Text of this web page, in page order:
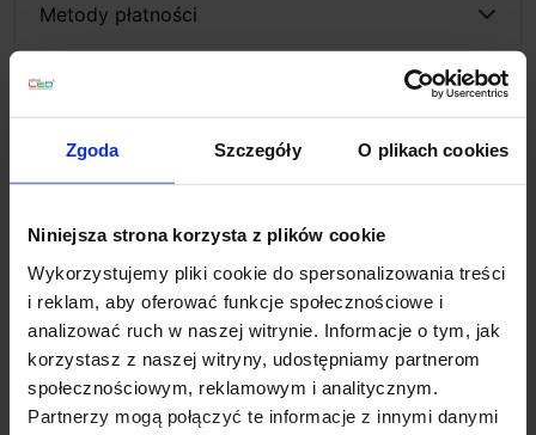
Zgoda Szczegóły O plikach cookies
Niniejsza strona korzysta z plików cookie
Wykorzystujemy pliki cookie do spersonalizowania treści
i reklam, aby oferować funkcje społecznościowe i
analizować ruch w naszej witrynie. Informacje o tym, jak
korzystasz z naszej witryny, udostępniamy partnerom
społecznościowym, reklamowym i analitycznym.
Partnerzy mogą połączyć te informacje z innymi danymi
Metody płatności
Opis
SLV QUIMERA 1008035/6/7nowoczesny kinkiet LED
charakteryzuje się minimalistycznym designem i